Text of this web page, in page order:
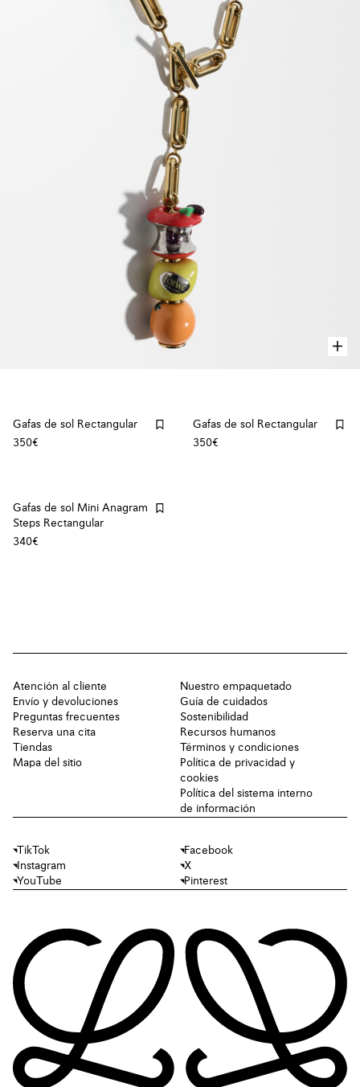
Gafas de sol Rectangular
350€
Gafas de sol Rectangular
350€
Gafas de sol Mini Anagram
Steps Rectangular
340€
Atención al cliente
Envío y devoluciones
Preguntas frecuentes
Reserva una cita
Tiendas
Mapa del sitio
Nuestro empaquetado
Guía de cuidados
Sostenibilidad
Recursos humanos
Términos y condiciones
Política de privacidad y
cookies
Política del sistema interno
de información
TikTok
Facebook
Instagram
X
YouTube
Pinterest